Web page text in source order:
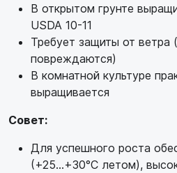
В открытом грунте
USDA 10-11
Требует защиты от ветра
повреждаются)
В комнатной культуре
выращивается
Совет:
Для успешного роста
(+25...+30°C летом),